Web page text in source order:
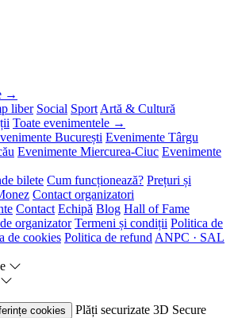
→
liber Social Sport Artă & Cultură
Toate evenimentele →
București Evenimente Târgu
Evenimente Miercurea-Ciuc Evenimente
bilete Cum funcționează? Prețuri și
Contact organizatori
Contact Echipă Blog Hall of Fame
organizator Termeni și condiții Politica de
de cookies Politica de refund ANPC · SAL
cookies Plăți securizate 3D Secure